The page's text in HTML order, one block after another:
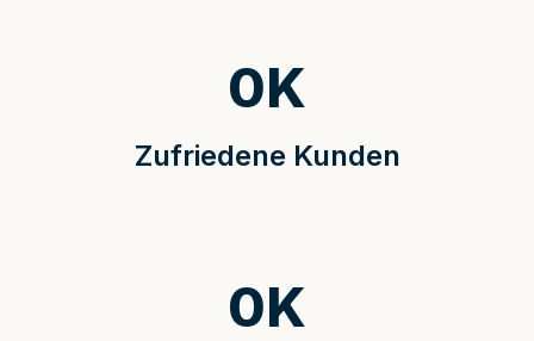
Zufriedene Kunden
0K
0K